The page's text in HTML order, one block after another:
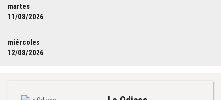
martes
11/08/2026
miércoles
12/08/2026